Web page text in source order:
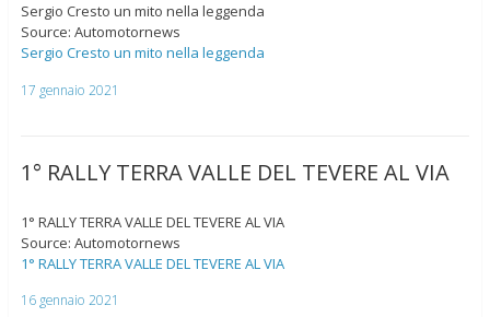
Sergio Cresto un mito nella leggenda
Source: Automotornews
Sergio Cresto un mito nella leggenda
17 gennaio 2021
1° RALLY TERRA VALLE DEL TEVERE AL VIA
1° RALLY TERRA VALLE DEL TEVERE AL VIA
Source: Automotornews
1° RALLY TERRA VALLE DEL TEVERE AL VIA
16 gennaio 2021